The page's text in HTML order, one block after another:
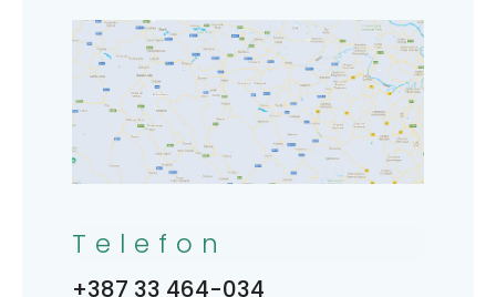
Telefon
+387 33 464-034